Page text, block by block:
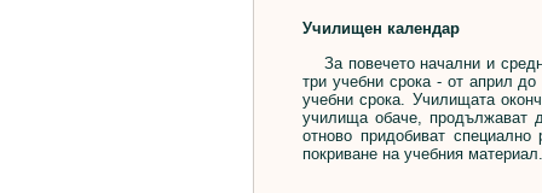
Училищен календар
За повечето начални и
три учебни срока - от април
учебни срока. Училищата
училища обаче, продължават
отново придобиват
покриване на учебния материал.